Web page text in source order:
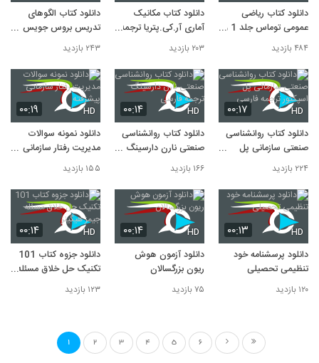
دانلود کتاب ریاضی
عمومی توماس جلد 1 و
2 ترجمه فارسی
۴۸۴ بازدید
دانلود کتاب مکانیک
آماری آر.کی.پتریا ترجمه
فارسی
۲۰۳ بازدید
دانلود کتاب الگوهای
تدریس بروس جویس
ترجمه فارسی
۲۴۳ بازدید
۰۰:۱۷ HD
دانلود کتاب روانشناسی
صنعتی سازمانی پل
اسپکتور ترجمه فارسی
۲۲۴ بازدید
۰۰:۱۴ HD
دانلود کتاب روانشناسی
صنعتی نارن دارسینگ
ترجمه فارسی
۱۶۶ بازدید
۰۰:۱۹ HD
دانلود نمونه سوالات
مدیریت رفتار سازمانی
پیشرفته
۱۵۵ بازدید
۰۰:۱۳ HD
دانلود پرسشنامه خود
تنظیمی تحصیلی
۱۲۰ بازدید
۰۰:۱۴ HD
دانلود آزمون هوش
ریون بزرگسالان
۷۵ بازدید
۰۰:۱۴ HD
دانلود جزوه کتاب 101
تکنیک حل خلاق مسئله
جیمز هیگینز
۱۲۳ بازدید
1 2 3 4 5 6